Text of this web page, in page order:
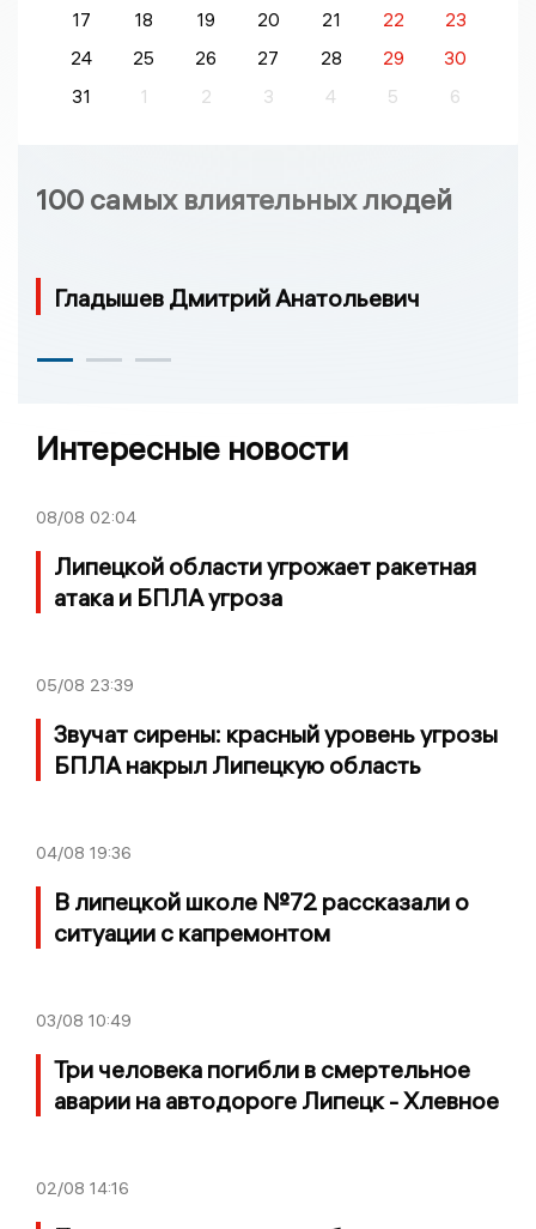
17 18 19 20 21 22
23
24
25 26 27 28 29
30
31
1 2 3 4 5 6
100 самых влиятельных людей
Гладышев Дмитрий Анатольевич
Интересные новости
08/08 02:04
Липецкой области угрожает ракетная
атака и БПЛА угроза
05/08 23:39
Звучат сирены: красный уровень угрозы
БПЛА накрыл Липецкую область
04/08 19:36
В липецкой школе №72 рассказали о
ситуации с капремонтом
03/08 10:49
Три человека погибли в смертельное
аварии на автодороге Липецк - Хлевное
02/08 14:16